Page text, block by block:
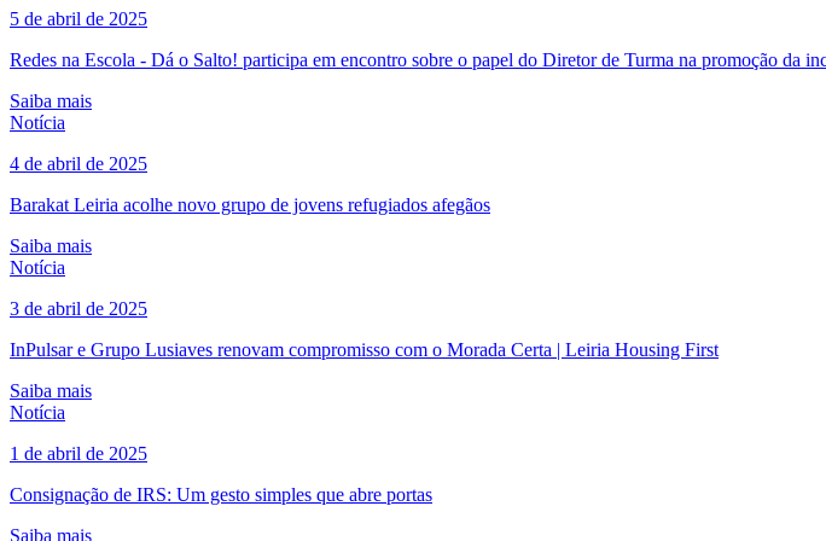
5 de abril de 2025
Redes na Escola - Dá o Salto! participa em encontro sobre o papel do Diretor de Turma na promoção da
Saiba mais
Notícia
4 de abril de 2025
Barakat Leiria acolhe novo grupo de jovens refugiados afegãos
Saiba mais
Notícia
3 de abril de 2025
InPulsar e Grupo Lusiaves renovam compromisso com o Morada Certa | Leiria Housing First
Saiba mais
Notícia
1 de abril de 2025
Consignação de IRS: Um gesto simples que abre portas
Saiba mais